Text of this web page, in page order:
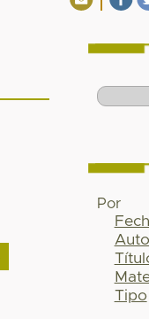
Por
Tipo